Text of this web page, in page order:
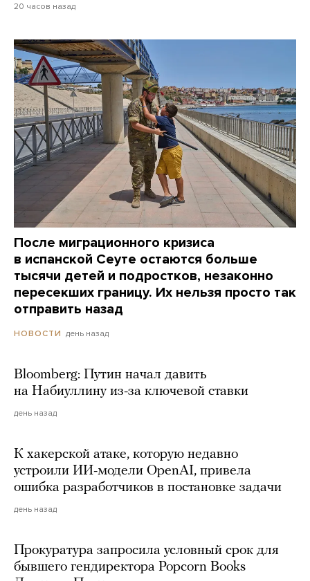
20 часов назад
После миграционного кризиса
в испанской Сеуте остаются больше
тысячи детей и подростков, незаконно
пересекших границу. Их нельзя просто так
отправить назад
НОВОСТИ день назад
Bloomberg: Путин начал давить
на Набиуллину из-за ключевой ставки
день назад
К хакерской атаке, которую недавно
устроили ИИ-модели OpenAI, привела
ошибка разработчиков в постановке задачи
день назад
Прокуратура запросила условный срок для
бывшего гендиректора Popcorn Books